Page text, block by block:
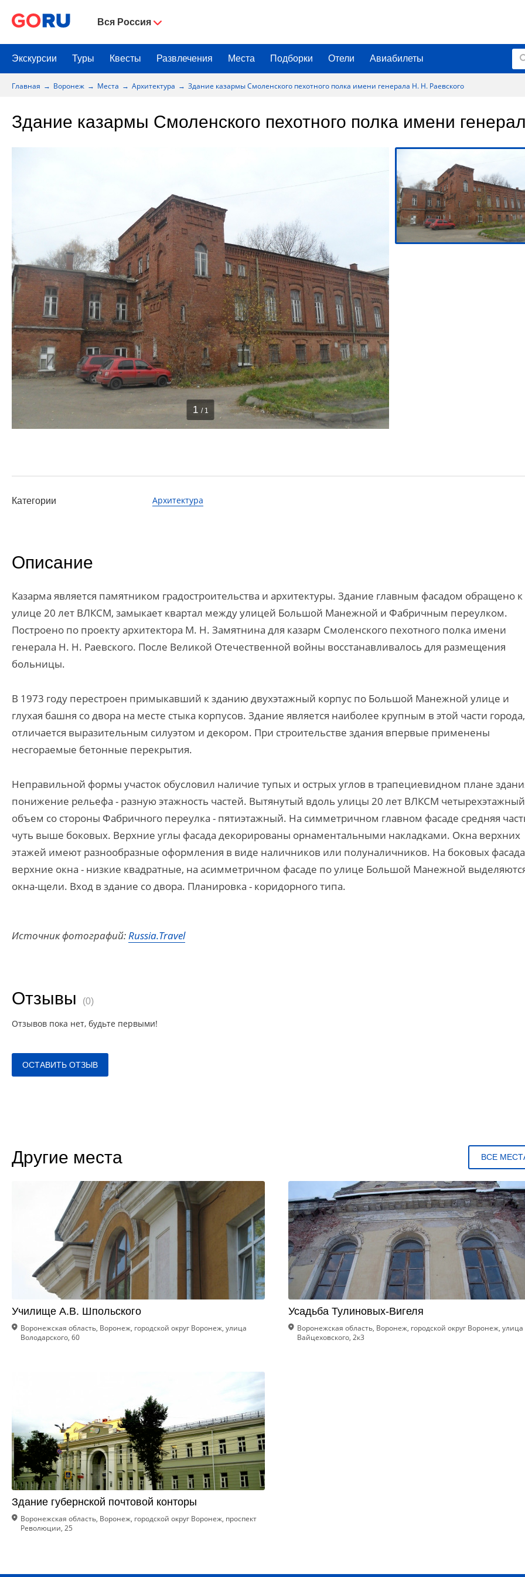
Вся Россия
Экскурсии Туры Квесты Развлечения Места Подборки Отели Авиабилеты
Главная Воронеж Места Архитектура Здание казармы Смоленского пехотного полка имени генерала Н. Н. Раевского
Здание казармы Смоленского пехотного полка имени
1 / 1
Категории Архитектура
Описание
Казарма является памятником градостроительства и архитектуры. Здание главным фасадом обращено к
улице 20 лет ВЛКСМ, замыкает квартал между улицей Большой Манежной и Фабричным переулком.
Построено по проекту архитектора М. Н. Замятнина для казарм Смоленского пехотного полка имени
генерала Н. Н. Раевского. После Великой Отечественной войны восстанавливалось для размещения
больницы.
В 1973 году перестроен примыкавший к зданию двухэтажный корпус по Большой Манежной улице и
глухая башня со двора на месте стыка корпусов. Здание является наиболее крупным в этой части города,
отличается выразительным силуэтом и декором. При строительстве здания впервые применены
несгораемые бетонные перекрытия.
Неправильной формы участок обусловил наличие тупых и острых углов в трапециевидном плане
понижение рельефа - разную этажность частей. Вытянутый вдоль улицы 20 лет ВЛКСМ четырехэтажный
объем со стороны Фабричного переулка - пятиэтажный. На симметричном главном фасаде средняя
чуть выше боковых. Верхние углы фасада декорированы орнаментальными накладками. Окна верхних
этажей имеют разнообразные оформления в виде наличников или полуналичников. На боковых
верхние окна - низкие квадратные, на асимметричном фасаде по улице Большой Манежной
окна-щели. Вход в здание со двора. Планировка - коридорного типа.
Источник фотографий:Russia.Travel
Отзывы (0)
Отзывов пока нет, будьте первыми!
ОСТАВИТЬ ОТЗЫВ
Другие места ВСЕ
Училище А.В. Шпольского
Воронежская область, Воронеж, городской округ Воронеж, улица
Володарского, 60
Усадьба Тулиновых-Вигеля
Воронежская область, Воронеж, городской округ Воронеж, улица
Вайцеховского, 2к3
Здание губернской почтовой конторы
Воронежская область, Воронеж, городской округ Воронеж, проспект
Революции, 25